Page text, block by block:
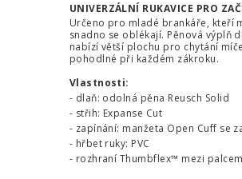
UNIVERZÁLNÍ RUKAVICE PRO
Určeno pro mladé brankáře, kteří
snadno se oblékají. Pěnová výplň
nabízí větší plochu pro chytání
pohodlné při každém zákroku.
Vlastnosti:
- dlaň: odolná pěna Reusch Solid
- střih: Expanse Cut
- zapínání: manžeta Open Cuff se
- hřbet ruky: PVC
- rozhraní Thumbflex™ mezi